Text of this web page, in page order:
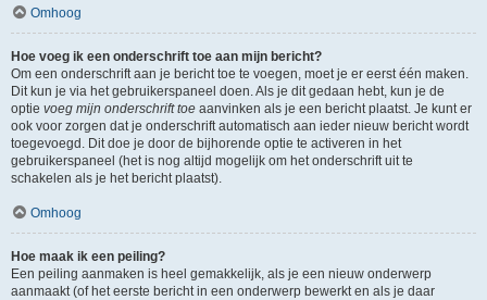
Omhoog
Hoe voeg ik een onderschrift toe aan mijn bericht?
Om een onderschrift aan je bericht toe te voegen, moet je er eerst één maken.
Dit kun je via het gebruikerspaneel doen. Als je dit gedaan hebt, kun je de
optie voeg mijn onderschrift toe aanvinken als je een bericht plaatst. Je kunt er
ook voor zorgen dat je onderschrift automatisch aan ieder nieuw bericht wordt
toegevoegd. Dit doe je door de bijhorende optie te activeren in het
gebruikerspaneel (het is nog altijd mogelijk om het onderschrift uit te
schakelen als je het bericht plaatst).
Omhoog
Hoe maak ik een peiling?
Een peiling aanmaken is heel gemakkelijk, als je een nieuw onderwerp
aanmaakt (of het eerste bericht in een onderwerp bewerkt en als je daar